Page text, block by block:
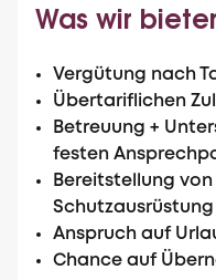
Was wir
Vergütung nach
Übertariflichen
Betreuung +
festen
Bereitstellung
Schutzausrüstung
Anspruch auf
Chance auf